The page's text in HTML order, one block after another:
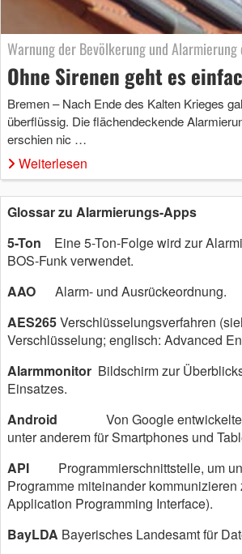
Warnung der Bevölkerung und
Ohne Sirenen geht es
Bremen – Nach Ende des Kalten Krieges
überflüssig. Die flächendeckende
erschien nic …
Weiterlesen
Glossar zu Alarmierungs-Apps
5-Ton Eine 5-Ton-Folge wird zur
BOS-Funk verwendet.
AAO Alarm- und Ausrückeordnung.
AES265Verschlüsselungsverfahren
Verschlüsselung; englisch: Advanced
Alarmmonitor Bildschirm zur
Einsatzes.
Android Von Google entwickeltes
unter anderem für Smartphones und
API Programmierschnittstelle, um
Programme miteinander
Application Programming Interface).
BayLDA Bayerisches Landesamt für